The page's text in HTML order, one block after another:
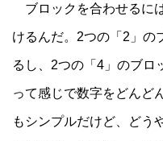
ブロックを合わせるに
けるんだ。2つの「2」の
るし、2つの「4」のブロ
って感じで数字をどんど
もシンプルだけど、どう